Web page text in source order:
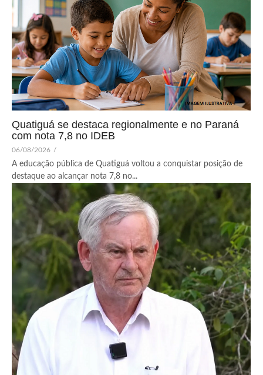
Quatiguá se destaca regionalmente e no Paraná
com nota 7,8 no IDEB
06/08/2026 /
A educação pública de Quatiguá voltou a conquistar posição de
destaque ao alcançar nota 7,8 no...